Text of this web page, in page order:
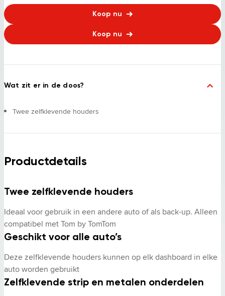
Koop nu
Koop nu
Wat zit er in de doos?
Twee zelfklevende houders
Productdetails
Twee zelfklevende houders
Ideaal voor gebruik in een andere auto of als back-up. Alleen
compatibel met Tom by TomTom
Geschikt voor alle auto’s
Deze zelfklevende houders kunnen op elk dashboard in elke
auto worden gebruikt
Zelfklevende strip en metalen onderdelen